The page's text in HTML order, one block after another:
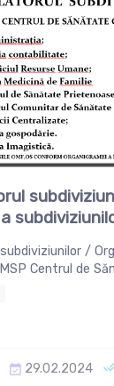
/
Centrul de
29.02.2024